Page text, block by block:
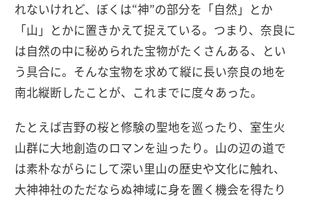
れないけれど、ぼくは“神”の部分を「自然」とか
「山」とかに置きかえて捉えている。つまり、奈良に
は自然の中に秘められた宝物がたくさんある、とい
う具合に。そんな宝物を求めて縦に長い奈良の地を
南北縦断したことが、これまでに度々あった。
たとえば吉野の桜と修験の聖地を巡ったり、室生火
山群に大地創造のロマンを辿ったり。山の辺の道で
は素朴ながらにして深い里山の歴史や文化に触れ、
大神神社のただならぬ神域に身を置く機会を得たり